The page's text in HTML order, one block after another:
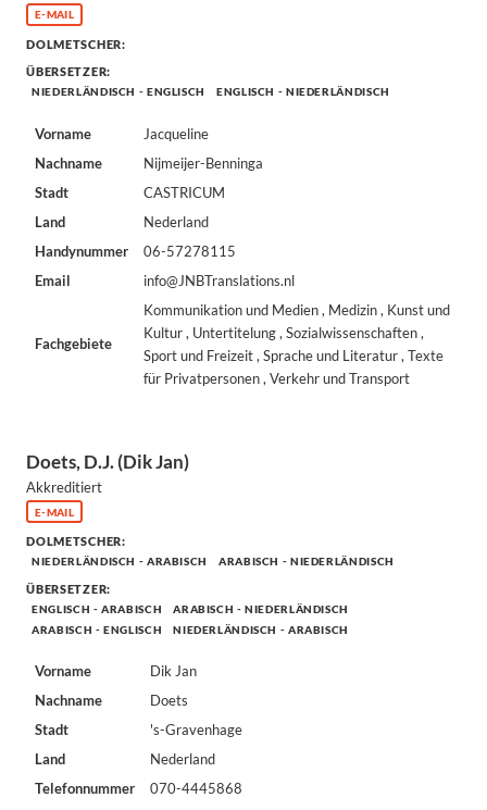
E-MAIL
DOLMETSCHER:
ÜBERSETZER:
NIEDERLÄNDISCH - ENGLISCH ENGLISCH - NIEDERLÄNDISCH
Vorname
Jacqueline
Nachname
Nijmeijer-Benninga
Stadt
CASTRICUM
Land
Nederland
Handynummer
06-57278115
Email
info@JNBTranslations.nl
Fachgebiete
Kommunikation und Medien , Medizin , Kunst und
Kultur , Untertitelung , Sozialwissenschaften ,
Sport und Freizeit , Sprache und Literatur , Texte
für Privatpersonen , Verkehr und Transport
Doets, D.J. (Dik Jan)
Akkreditiert
E-MAIL
DOLMETSCHER:
NIEDERLÄNDISCH - ARABISCH ARABISCH - NIEDERLÄNDISCH
ÜBERSETZER:
ENGLISCH - ARABISCH
ARABISCH - NIEDERLÄNDISCH
ARABISCH - ENGLISCH
NIEDERLÄNDISCH - ARABISCH
Vorname
Dik Jan
Nachname
Doets
Stadt
's-Gravenhage
Land
Nederland
Telefonnummer
070-4445868